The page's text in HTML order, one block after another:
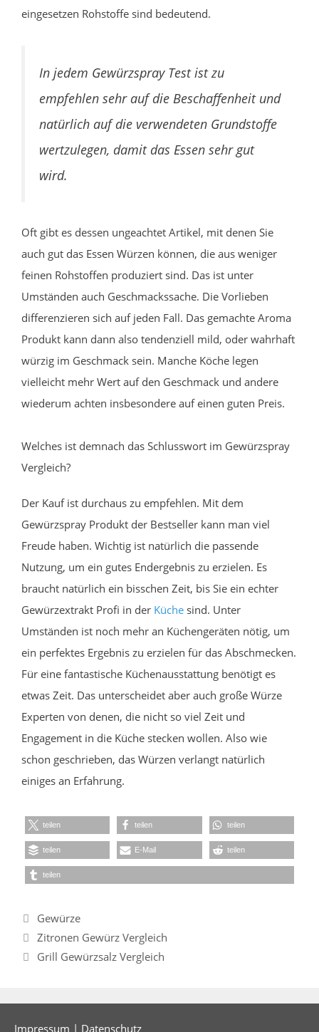
eingesetzen Rohstoffe sind bedeutend.
In jedem Gewürzspray Test ist zu
empfehlen sehr auf die Beschaffenheit und
natürlich auf die verwendeten Grundstoffe
wertzulegen, damit das Essen sehr gut
wird.
Oft gibt es dessen ungeachtet Artikel, mit denen Sie
auch gut das Essen Würzen können, die aus weniger
feinen Rohstoffen produziert sind. Das ist unter
Umständen auch Geschmackssache. Die Vorlieben
differenzieren sich auf jeden Fall. Das gemachte Aroma
Produkt kann dann also tendenziell mild, oder wahrhaft
würzig im Geschmack sein. Manche Köche legen
vielleicht mehr Wert auf den Geschmack und andere
wiederum achten insbesondere auf einen guten Preis.
Welches ist demnach das Schlusswort im Gewürzspray
Vergleich?
Der Kauf ist durchaus zu empfehlen. Mit dem
Gewürzspray Produkt der Bestseller kann man viel
Freude haben. Wichtig ist natürlich die passende
Nutzung, um ein gutes Endergebnis zu erzielen. Es
braucht natürlich ein bisschen Zeit, bis Sie ein echter
Gewürzextrakt Profi in der Küche sind. Unter
Umständen ist noch mehr an Küchengeräten nötig, um
ein perfektes Ergebnis zu erzielen für das Abschmecken.
Für eine fantastische Küchenausstattung benötigt es
etwas Zeit. Das unterscheidet aber auch große Würze
Experten von denen, die nicht so viel Zeit und
Engagement in die Küche stecken wollen. Also wie
schon geschrieben, das Würzen verlangt natürlich
einiges an Erfahrung.
teilen teilen teilen
teilen E-Mail teilen
teilen
Kategorien
Gewürze
Zitronen Gewürz Vergleich
Grill Gewürzsalz Vergleich
Impressum | Datenschutz